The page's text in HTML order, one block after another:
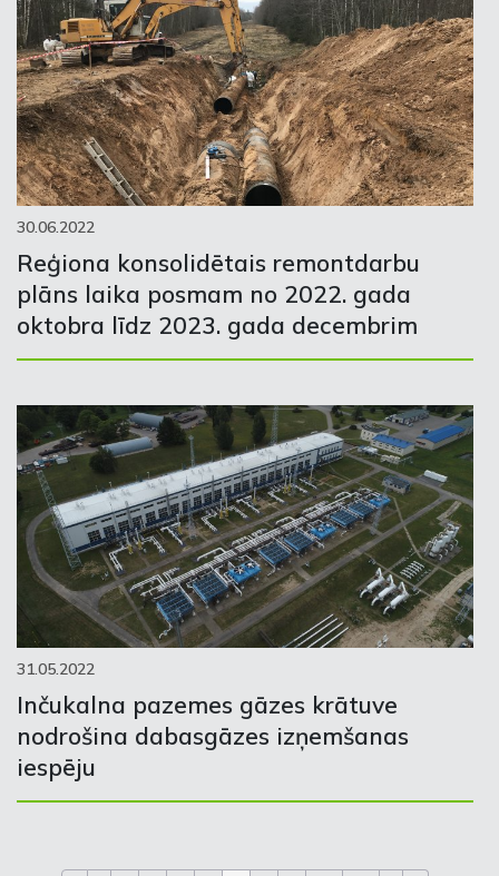
30.06.2022
Reģiona konsolidētais remontdarbu
plāns laika posmam no 2022. gada
oktobra līdz 2023. gada decembrim
31.05.2022
Inčukalna pazemes gāzes krātuve
nodrošina dabasgāzes izņemšanas
iespēju